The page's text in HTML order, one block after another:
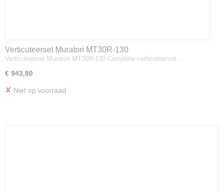
Verticuteerset Muratori MT30R-130
Verticuteerset Muratori MT30R-130 Complete verticuteerset…
€ 943,80
✘ Niet op voorraad